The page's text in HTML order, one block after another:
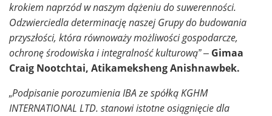
krokiem naprzód w naszym dążeniu do suwerenności.
Odzwierciedla determinację naszej Grupy do budowania
przyszłości, która równoważy możliwości gospodarcze,
ochronę środowiska i integralność kulturową” – Gimaa
Craig Nootchtai, Atikameksheng Anishnawbek.
„Podpisanie porozumienia IBA ze spółką KGHM
INTERNATIONAL LTD. stanowi istotne osiągnięcie dla